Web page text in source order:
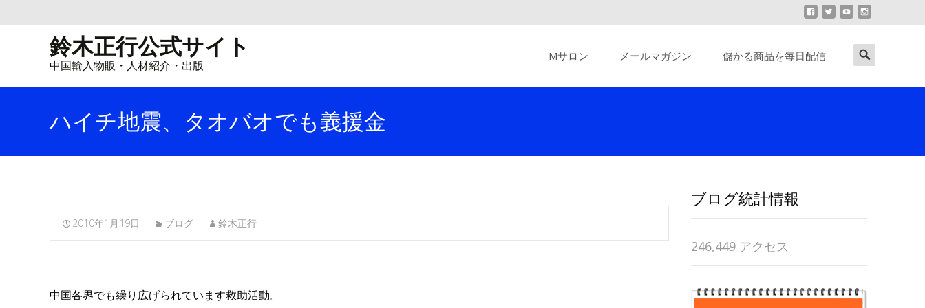
鈴木正行公式サイト
中国輸入物販・人材紹介・出版
Mサロン メールマガジン 儲かる商品を毎日配信
Search
ハイチ地震、タオバオでも義援金
2010年1月19日 ブログ 鈴木正行
中国各界でも繰り広げられています救助活動。
ブログ統計情報
246,449 アクセス